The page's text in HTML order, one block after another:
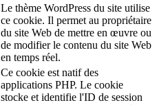
Le thème WordPress du site utilise
ce cookie. Il permet au propriétaire
du site Web de mettre en œuvre ou
de modifier le contenu du site Web
en temps réel.
Ce cookie est natif des
applications PHP. Le cookie
stocke et identifie l'ID de session